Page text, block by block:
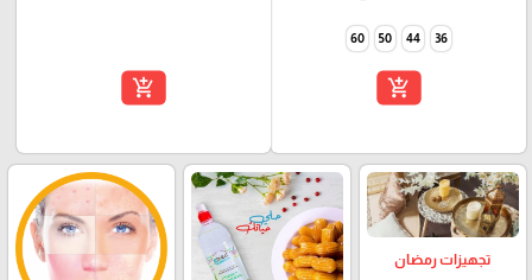
36
44
50
60
add_shopping_cart
add_shopping_cart
تجهيزات رمضان